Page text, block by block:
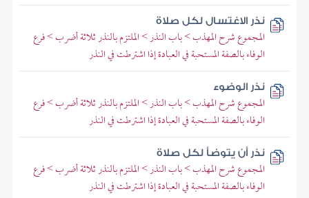
نذر الاغتسال لكل صلاة
المجموع شرح المهذب > باب النذر > الملتزم بالنذر ثلاثة أضرب > فرع
الوفاء بالصفة المستحبة في العبادة إذا اشترطت في النذر
نذر الوضوء
المجموع شرح المهذب > باب النذر > الملتزم بالنذر ثلاثة أضرب > فرع
الوفاء بالصفة المستحبة في العبادة إذا اشترطت في النذر
نذر أن يتوضأ لكل صلاة
المجموع شرح المهذب > باب النذر > الملتزم بالنذر ثلاثة أضرب > فرع
الوفاء بالصفة المستحبة في العبادة إذا اشترطت في النذر